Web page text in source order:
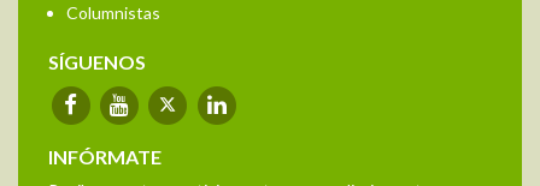
Columnistas
SÍGUENOS
INFÓRMATE